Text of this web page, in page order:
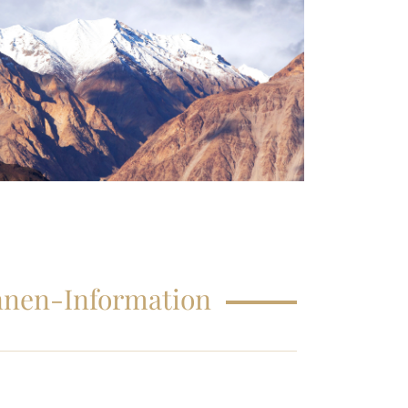
HÄUFIG GESTELLTE FRAGEN
Information